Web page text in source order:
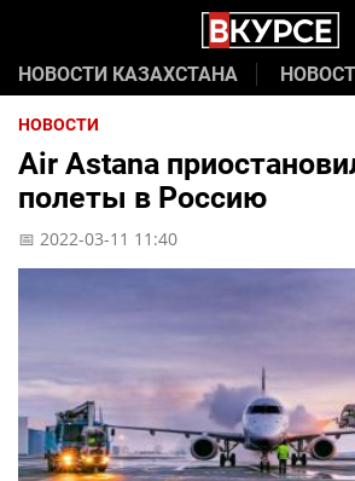
НОВОСТИ КАЗАХСТАНА
НОВОСТИ
Air Astana
полеты в Россию
📅 2022-03-11 11:40